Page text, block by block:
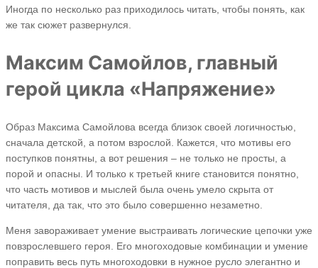
Иногда по несколько раз приходилось читать, чтобы понять, как
же так сюжет развернулся.
Максим Самойлов, главный
герой цикла «Напряжение»
Образ Максима Самойлова всегда близок своей логичностью,
сначала детской, а потом взрослой. Кажется, что мотивы его
поступков понятны, а вот решения – не только не просты, а
порой и опасны. И только к третьей книге становится понятно,
что часть мотивов и мыслей была очень умело скрыта от
читателя, да так, что это было совершенно незаметно.
Меня завораживает умение выстраивать логические цепочки уже
повзрослевшего героя. Его многоходовые комбинации и умение
поправить весь путь многоходовки в нужное русло элегантно и